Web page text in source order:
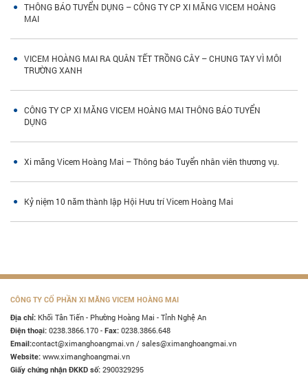
THÔNG BÁO TUYỂN DỤNG – CÔNG TY CP XI MĂNG VICEM HOÀNG
MAI
VICEM HOÀNG MAI RA QUÂN TẾT TRỒNG CÂY – CHUNG TAY VÌ MÔI
TRƯỜNG XANH
CÔNG TY CP XI MĂNG VICEM HOÀNG MAI THÔNG BÁO TUYỂN
DỤNG
Xi măng Vicem Hoàng Mai – Thông báo Tuyển nhân viên thương vụ.
Kỷ niệm 10 năm thành lập Hội Hưu trí Vicem Hoàng Mai
CÔNG TY CỔ PHẦN XI MĂNG VICEM HOÀNG MAI
Địa chỉ: Khối Tân Tiến - Phường Hoàng Mai - Tỉnh Nghệ An
Điện thoại: 0238.3866.170 - Fax: 0238.3866.648
Email:contact@ximanghoangmai.vn / sales@ximanghoangmai.vn
Website: www.ximanghoangmai.vn
Giấy chứng nhận ĐKKD số: 2900329295